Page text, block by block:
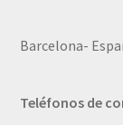
Barcelona-
Teléfonos de